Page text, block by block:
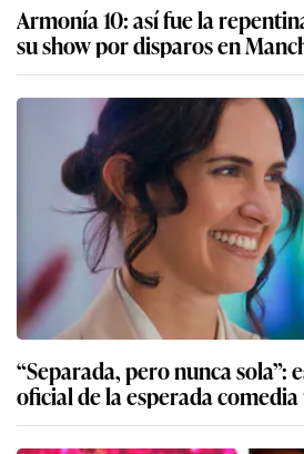
Armonía 10: así fue la
su show por disparos en
“Separada, pero nunca sola”:
oficial de la esperada